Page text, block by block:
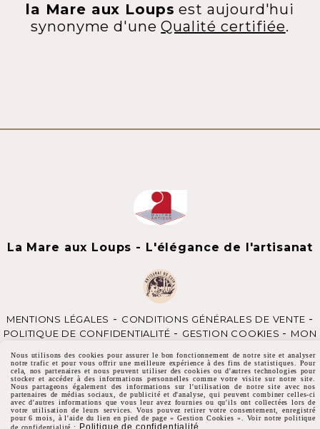
la Mare aux Loups est aujourd'hui
synonyme d'uneQualité certifiée.
La Mare aux Loups - L'élégance de l'artisanat
MENTIONS LÉGALES
CONDITIONS GÉNÉRALES DE VENTE
POLITIQUE DE CONFIDENTIALITÉ
GESTION COOKIES
MON
Nous utilisons des cookies pour assurer le bon fonctionnement de notre site et analyser
notre trafic et pour vous offrir une meilleure expérience à des fins de statistiques. Pour
cela, nos partenaires et nous peuvent utiliser des cookies ou d'autres technologies pour
stocker et accéder à des informations personnelles comme votre visite sur notre site.
Nous partageons également des informations sur l'utilisation de notre site avec nos
partenaires de médias sociaux, de publicité et d'analyse, qui peuvent combiner celles-ci
avec d'autres informations que vous leur avez fournies ou qu'ils ont collectées lors de
votre utilisation de leurs services. Vous pouvez retirer votre consentement, enregistré
pour 6 mois, à l'aide du lien en pied de page « Gestion Cookies ». Voir notre politique
de confidentialité :
Politique de confidentialité